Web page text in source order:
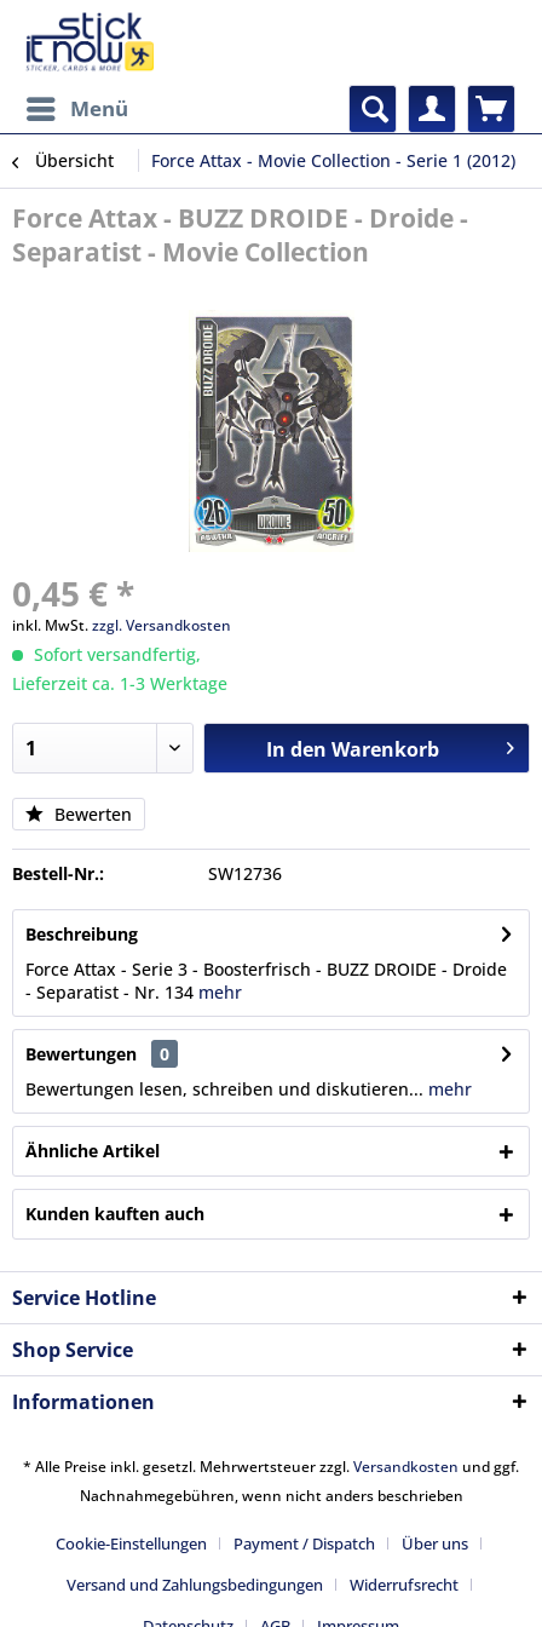
Menü
Übersicht Force Attax - Movie Collection - Serie 1 (2012)
Force Attax - BUZZ DROIDE - Droide -
Separatist - Movie Collection
0,45 € *
inkl. MwSt.zzgl. Versandkosten
Sofort versandfertig,
Lieferzeit ca. 1-3 Werktage
In den Warenkorb
Bewerten
Bestell-Nr.: SW12736
Beschreibung
Force Attax - Serie 3 - Boosterfrisch - BUZZ DROIDE - Droide
- Separatist - Nr. 134 mehr
Bewertungen
0
Bewertungen lesen, schreiben und diskutieren... mehr
Ähnliche Artikel
Kunden kauften auch
Service Hotline
Shop Service
Informationen
* Alle Preise inkl. gesetzl. Mehrwertsteuer zzgl.Versandkosten und ggf.
Nachnahmegebühren, wenn nicht anders beschrieben
Cookie-Einstellungen Payment / Dispatch
Über uns
Versand und Zahlungsbedingungen
Widerrufsrecht